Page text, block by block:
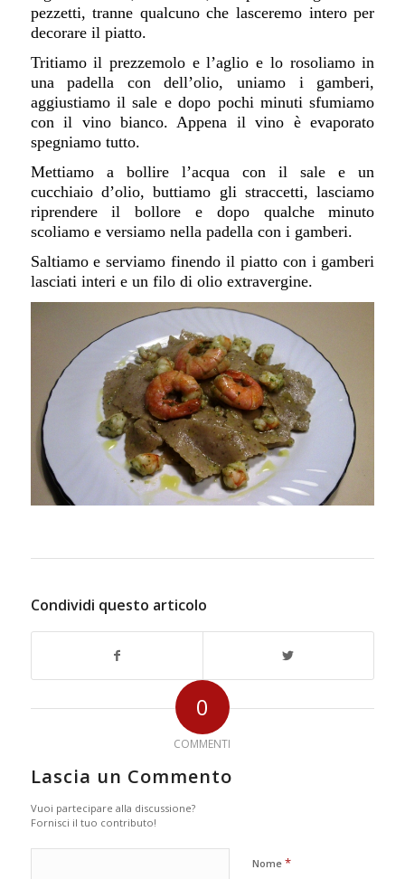
pezzetti, tranne qualcuno che lasceremo intero per
decorare il piatto.
Tritiamo il prezzemolo e l’aglio e lo rosoliamo in
una padella con dell’olio, uniamo i gamberi,
aggiustiamo il sale e dopo pochi minuti sfumiamo
con il vino bianco. Appena il vino è evaporato
spegniamo tutto.
Mettiamo a bollire l’acqua con il sale e un
cucchiaio d’olio, buttiamo gli straccetti, lasciamo
riprendere il bollore e dopo qualche minuto
scoliamo e versiamo nella padella con i gamberi.
Saltiamo e serviamo finendo il piatto con i gamberi
lasciati interi e un filo di olio extravergine.
Condividi questo articolo
0
COMMENTI
Lascia un Commento
Vuoi partecipare alla discussione?
Fornisci il tuo contributo!
Nome *